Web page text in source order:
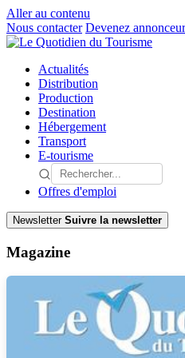
Aller au contenu
Nous contacter Devenez annonceur
Actualités
Distribution
Production
Destination
Hébergement
Transport
E-tourisme
Offres d'emploi
Newsletter Suivre la newsletter
Magazine